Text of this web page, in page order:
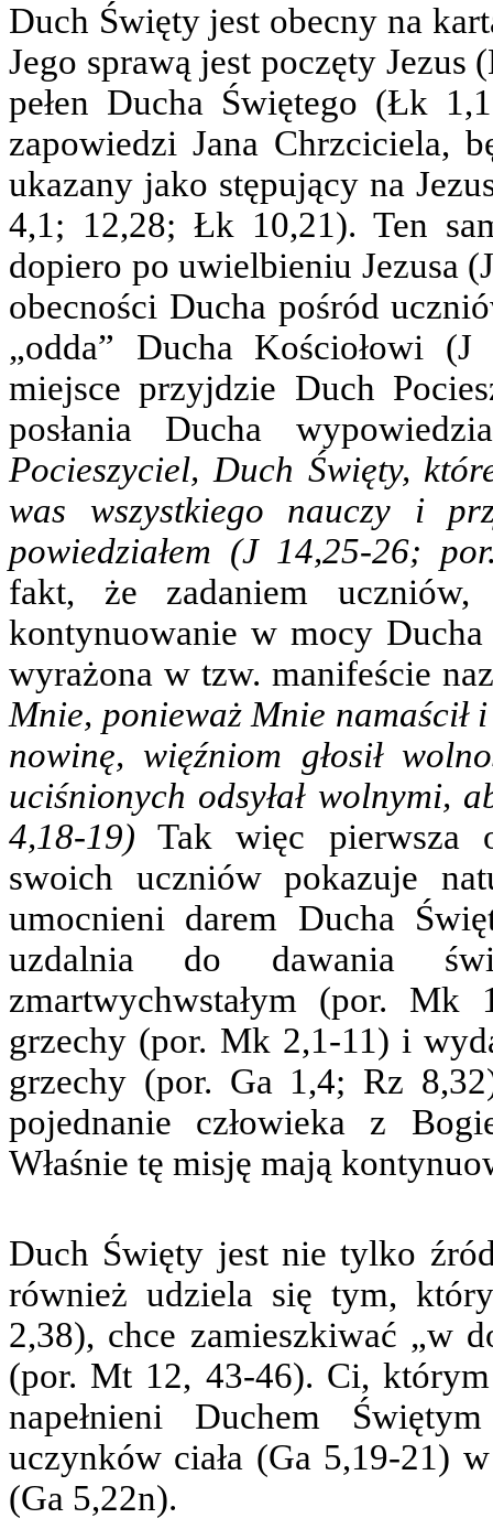
Duch Święty jest obecny na
Jego sprawą jest poczęty
pełen Ducha Świętego (Łk
zapowiedzi Jana Chrzciciela,
ukazany jako stępujący na
4,1; 12,28; Łk 10,21). Ten
dopiero po uwielbieniu Jezusa
obecności Ducha pośród
„odda” Ducha Kościołowi
miejsce przyjdzie Duch
posłania Ducha
Pocieszyciel, Duch Święty,
was wszystkiego nauczy i
powiedziałem (J 14,25-26;
fakt, że zadaniem
kontynuowanie w mocy
wyrażona w tzw. manifeście
Mnie, ponieważ Mnie namaścił
nowinę, więźniom głosił
uciśnionych odsyłał wolnymi,
4,18-19) Tak więc pierwsza
swoich uczniów pokazuje
umocnieni darem Ducha
uzdalnia do dawania
zmartwychwstałym (por. Mk
grzechy (por. Mk 2,1-11) i
grzechy (por. Ga 1,4; Rz
pojednanie człowieka z
Właśnie tę misję mają
Duch Święty jest nie tylko
również udziela się tym,
2,38), chce zamieszkiwać „w
(por. Mt 12, 43-46). Ci,
napełnieni Duchem
uczynków ciała (Ga 5,19-21)
(Ga 5,22n).